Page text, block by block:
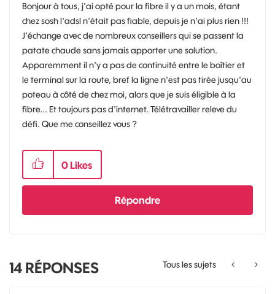
Bonjour à tous, j'ai opté pour la fibre il y a un mois, étant
chez sosh l'adsl n'était pas fiable, depuis je n'ai plus rien !!!
J'échange avec de nombreux conseillers qui se passent la
patate chaude sans jamais apporter une solution.
Apparemment il n'y a pas de continuité entre le boîtier et
le terminal sur la route, bref la ligne n'est pas tirée jusqu'au
poteau à côté de chez moi, alors que je suis éligible à la
fibre... Et toujours pas d'internet. Télétravailler releve du
défi. Que me conseillez vous ?
0 Likes
Répondre
Tous les sujets
14 RÉPONSES